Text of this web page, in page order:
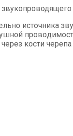
источника
кости черепа